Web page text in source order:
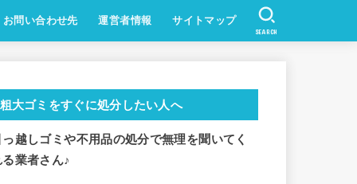
お問い合わせ先 運営者情報 サイトマップ
SEARCH
粗大ゴミをすぐに処分したい人へ
っ越しゴミや不用品の処分で無理を聞いてく
る業者さん♪